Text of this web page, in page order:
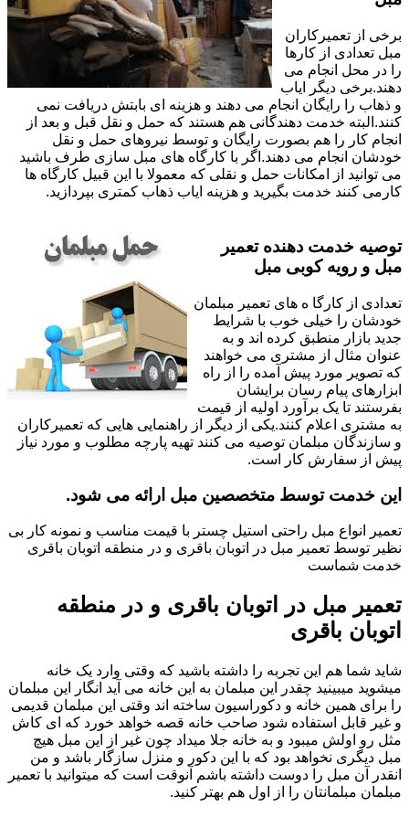
برخی از تعمیرکاران
مبل تعدادی از کارها
را در محل انجام می
دهند.برخی دیگر ایاب
و ذهاب را رایگان انجام می دهند و هزینه ای بابتش دریافت نمی
کنند.البته خدمت دهندگانی هم هستند که حمل و نقل قبل و بعد از
انجام کار را هم بصورت رایگان و توسط نیروهای حمل و نقل
خودشان انجام می دهند.اگر با کارگاه های مبل سازی طرف باشید
می توانید از امکانات حمل و نقلی که معمولا با این قبیل کارگاه ها
کارمی کنند خدمت بگیرید و هزینه ایاب ذهاب کمتری بپردازید.
توصیه خدمت دهنده تعمیر
مبل و رویه کوبی مبل
تعدادی از کارگا ه های تعمیر مبلمان
خودشان را خیلی خوب با شرایط
جدید بازار منطبق کرده اند و به
عنوان مثال از مشتری می خواهند
که تصویر مورد پیش آمده را از راه
ابزارهای پیام رسان برایشان
بفرستند تا یک برآورد اولیه از قیمت
به مشتری اعلام کنند.یکی از دیگر از راهنمایی هایی که تعمیرکاران
و سازندگان مبلمان توصیه می کنند تهیه پارچه مطلوب و مورد نیاز
پیش از سفارش کار است.
این خدمت توسط متخصصین مبل ارائه می شود.
تعمیر انواع مبل راحتی استیل چستر با قیمت مناسب و نمونه کار بی
نظیر توسط تعمیر مبل در اتوبان باقری و در منطقه اتوبان باقری
خدمت شماست
تعمیر مبل در اتوبان باقری و در منطقه
اتوبان باقری
شاید شما هم این تجربه را داشته باشید که وقتی وارد یک خانه
میشوید میبینید چقدر این مبلمان به این خانه می آید انگار این مبلمان
را برای همین خانه و دکوراسیون ساخته اند وقتی این مبلمان قدیمی
و غیر قابل استفاده شود صاحب خانه قصه خواهد خورد که ای کاش
مثل رو اولش میبود و به خانه جلا میداد چون غیر از این مبل هیچ
مبل دیگری نخواهد بود که با این دکور و منزل سازگار باشد و من
انقدر آن مبل را دوست داشته باشم آنوقت است که میتوانید با تعمیر
مبلمان مبلمانتان را از اول هم بهتر کنید.